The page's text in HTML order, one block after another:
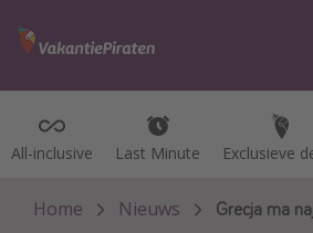
All-inclusive Last Minute Exclusieve
All-inclusive Last Minute Exclusieve
Categorie
Vluchten
Home Nieuws